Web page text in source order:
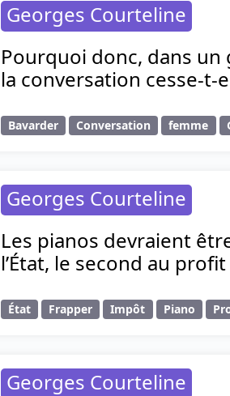
Georges Courteline
Pourquoi donc, dans
la conversation cesse-t-
Bavarder Conversation femme
Georges Courteline
Les pianos devraient
l’État, le second au
État Frapper Impôt Piano
Georges Courteline